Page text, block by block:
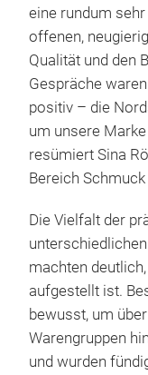
eine rundum
offenen,
Qualität und den
Gespräche
positiv – die
um unsere
resümiert Sina
Bereich
Die Vielfalt der
machten
aufgestellt ist.
bewusst, um
Warengruppen
und wurden